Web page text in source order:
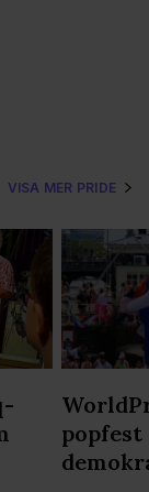
VISA MER PRIDE